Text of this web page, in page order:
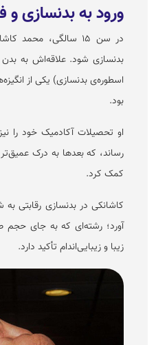
ورود به بدنسازی و
در سن ۱۵ سالگی،
بدنسازی شود. علاقه‌اش به بدن
اسطوره‌ی بدنسازی) یکی از
بود.
او تحصیلات آکادمیک خود را
رساند، که بعد‌ها به درک عمیق‌تر
کمک کرد.
آورد؛ رشته‌ای که به جای
زیبا و زیبایی‌اندام تأکید دارد.